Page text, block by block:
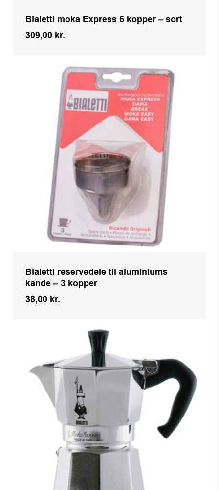
Bialetti moka Express 6 kopper – sort
309,00 kr.
Bialetti reservedele til aluminiums
kande – 3 kopper
38,00 kr.